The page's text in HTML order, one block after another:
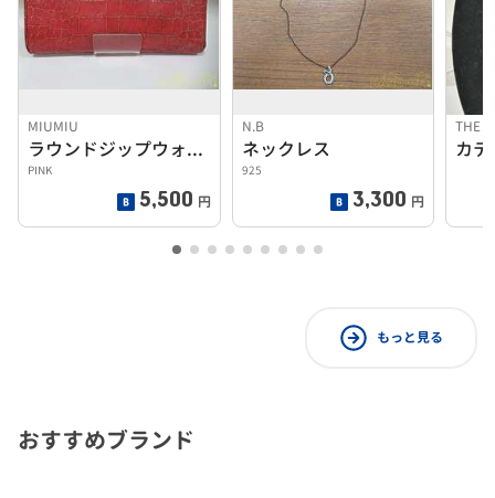
MIUMIU
ラウンドジップウォレット
PINK
5,500 円
N.B
ネックレス
925
3,300 円
THE
カ
もっと見る
おすすめブランド